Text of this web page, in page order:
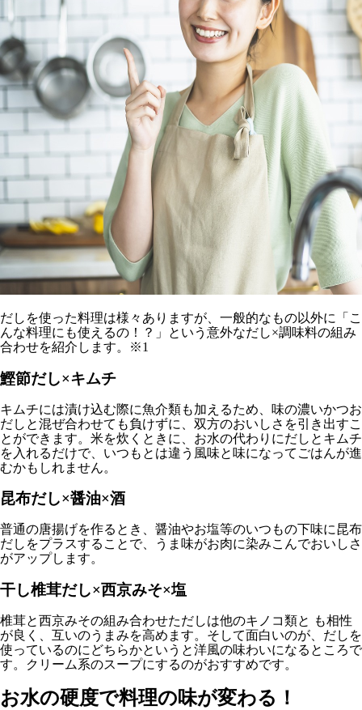
だしを使った料理は様々ありますが、一般的なもの以外に「こ
んな料理にも使えるの！？」という意外なだし×調味料の組み
合わせを紹介します。※1
鰹節だし×キムチ
キムチには漬け込む際に魚介類も加えるため、味の濃いかつお
だしと混ぜ合わせても負けずに、双方のおいしさを引き出すこ
とができます。米を炊くときに、お水の代わりにだしとキムチ
を入れるだけで、いつもとは違う風味と味になってごはんが進
むかもしれません。
昆布だし×醤油×酒
普通の唐揚げを作るとき、醤油やお塩等のいつもの下味に昆布
だしをプラスすることで、うま味がお肉に染みこんでおいしさ
がアップします。
干し椎茸だし×西京みそ×塩
椎茸と西京みその組み合わせただしは他のキノコ類と も相性
が良く、互いのうまみを高めます。そして面白いのが、だしを
使っているのにどちらかというと洋風の味わいになるところで
す。クリーム系のスープにするのがおすすめです。
お水の硬度で料理の味が変わる！